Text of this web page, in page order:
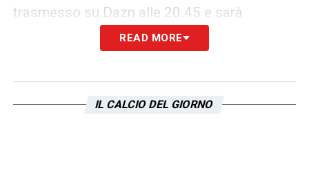
trasmesso su Dazn alle 20.45 e sarà
raccontato e analizzato dalla coppia formata
da Pardo e l’exbiancocelesteMarcolin
LA PLAYLIST DELLE NOSTRE TOP NEWS
READ MORE
IL CALCIO DEL GIORNO